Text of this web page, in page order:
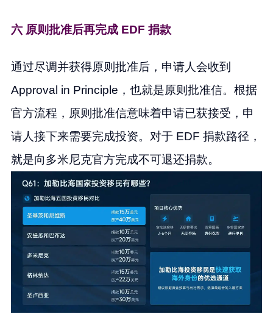
六 原则批准后再完成 EDF 捐款
通过尽调并获得原则批准后，申请人会收到
Approval in Principle，也就是原则批准信。根据
官方流程，原则批准信意味着申请已获接受，申
请人接下来需要完成投资。对于 EDF 捐款路径，
就是向多米尼克官方完成不可退还捐款。